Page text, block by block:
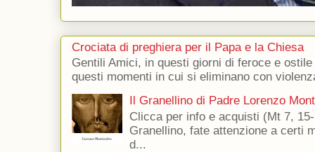
Crociata di preghiera per il Papa e la Chiesa
Gentili Amici, in questi giorni di feroce e
questi momenti in cui si eliminano con
Il Granellino di Padre Lorenzo
Clicca per info e acquisti (Mt 7,
Granellino, fate attenzione a certi
d...